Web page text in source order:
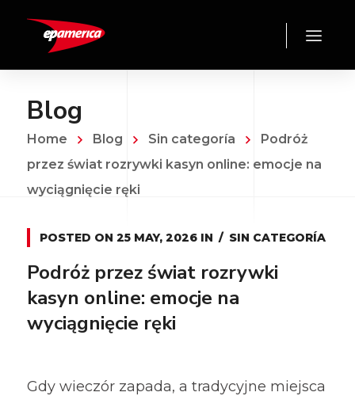
Blog
Home Blog Sin categoría
Podróż
przez świat rozrywki kasyn online: emocje na
wyciągnięcie ręki
POSTED ON 25 MAY, 2026IN SIN CATEGORÍA
Podróż przez świat rozrywki
kasyn online: emocje na
wyciągnięcie ręki
Gdy wieczór zapada, a tradycyjne miejsca